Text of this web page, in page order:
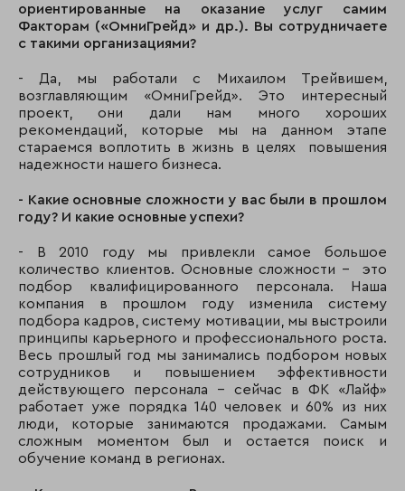
ориентированные на оказание услуг самим
Факторам («ОмниГрейд» и др.). Вы сотрудничаете
с такими организациями?
- Да, мы работали с Михаилом Трейвишем,
возглавляющим «ОмниГрейд». Это интересный
проект, они дали нам много хороших
рекомендаций, которые мы на данном этапе
стараемся воплотить в жизнь в целях повышения
надежности нашего бизнеса.
- Какие основные сложности у вас были в прошлом
году? И какие основные успехи?
- В 2010 году мы привлекли самое большое
количество клиентов. Основные сложности - это
подбор квалифицированного персонала. Наша
компания в прошлом году изменила систему
подбора кадров, систему мотивации, мы выстроили
принципы карьерного и профессионального роста.
Весь прошлый год мы занимались подбором новых
сотрудников и повышением эффективности
действующего персонала - сейчас в ФК «Лайф»
работает уже порядка 140 человек и 60% из них
люди, которые занимаются продажами. Самым
сложным моментом был и остается поиск и
обучение команд в регионах.